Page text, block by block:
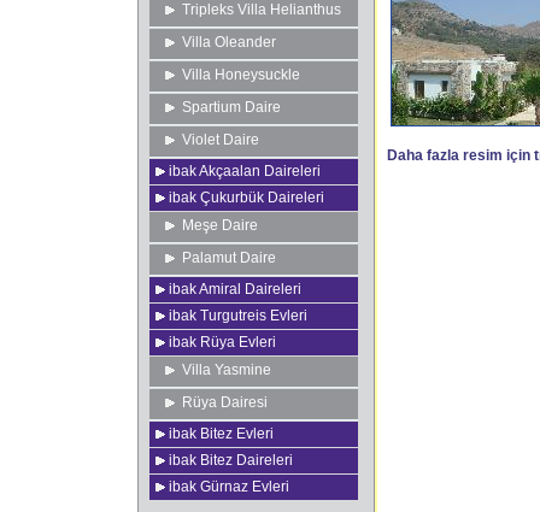
Tripleks Villa Helianthus
Villa Oleander
Villa Honeysuckle
Spartium Daire
Violet Daire
ibak Akçaalan Daireleri
ibak Çukurbük Daireleri
Meşe Daire
Palamut Daire
ibak Amiral Daireleri
ibak Turgutreis Evleri
ibak Rüya Evleri
Villa Yasmine
Rüya Dairesi
ibak Bitez Evleri
ibak Bitez Daireleri
ibak Gürnaz Evleri
Daha fazla resim için